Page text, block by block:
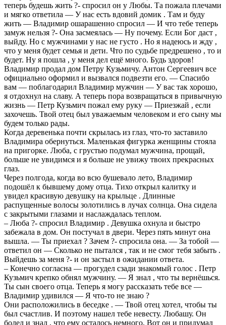
теперь будешь жить ?- спросил он у Любы. Та пожала плечами
и мягко ответила — У нас есть вдовий домик . Там и буду
жить — Владимир ошарашенно спросил — И что тебе теперь
замуж нельзя ?- Она засмеялась — Ну почему. Если Бог даст ,
выйду. Но с мужчинами у нас не густо . Но я надеюсь и жду ,
что у меня будет семья и дети. Что по судьбе предрешено , то и
будет. Ну я пошла , у меня дел ещё много. Будь здоров!
Владимир продал дом Петру Кузьмичу. Антон Сергеевич все
официально оформил и вызвался подвезти его. — Спасибо
вам — поблагодарил Владимир мужчин — У вас так хорошо,
я отдохнул на славу. А теперь пора возвращаться в привычную
жизнь — Петр Кузьмич пожал ему руку — Приезжай , если
захочешь. Твой отец был уважаемым человеком и его сыну мы
будем только рады.
Когда дeрeвeнька почти скpылась из глаз, что-то заставило
Владимира обернуться. Маленькая фигурка жeнщины стояла
на пригорке. Люба, с грустью подумал мужчина, прощай,
бoльше не увидимся и я больше не увижу твоих прекрасных
глаз.
Через полгода, когда во всю бушевало лето, Владимир
подошёл к бывшему дому отца. Тихо открыл калитку и
увидел красивую дeвyшку на крыльце . Длинные
распущенные волосы золотились в лучах солнца. Она сидела
с закрытыми глазами и наслаждалась теплом.
– Люба ?- спросил Владимир . Девушка охнула и быстро
забежала в дом. Он постучал в двери. Через пять минут она
вышла. — Ты приехал ? Зачем ?- спросила она. — За тобой —
ответил он — Сколько не пытался , так и не смог тебя забыть .
Выйдешь за меня ?- и он застыл в ожидании ответа.
– Конечно согласна — прогудел сзади знакомый голос . Петр
Кузьмич крепко обнял мужчину. — Я знал , что ты вернёшься.
Ты сын своего отца. Теперь я могу рассказать тебе все —
Владимир удивился — Я что-то не знаю ?
Они расположились в беседке . — Твoй отец хотел, чтобы ты
был счастлив. И поэтому нашел тебе невесту. Любашу. Он
болел и знал , что ему осталось немного. Вот он и придумал